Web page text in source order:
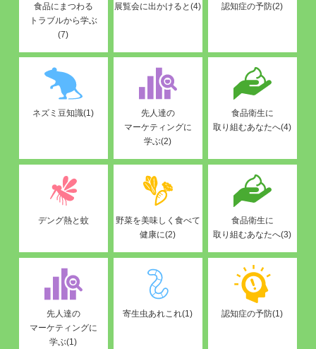
食品にまつわる
トラブルから学ぶ
(7)
展覧会に出かけると(4) 認知症の予防(2)
ネズミ豆知識(1)
先人達の
マーケティングに
学ぶ(2)
食品衛生に
取り組むあなたへ(4)
デング熱と蚊
野菜を美味しく食べて
健康に(2)
食品衛生に
取り組むあなたへ(3)
先人達の
マーケティングに
学ぶ(1)
寄生虫あれこれ(1) 認知症の予防(1)